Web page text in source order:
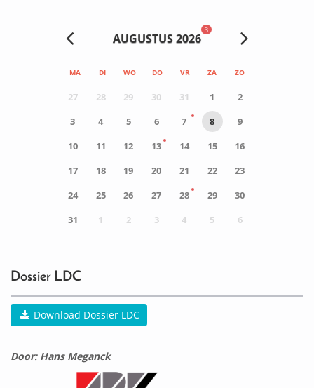
AUGUSTUS 2026
3
MA DI WO DO VR ZA ZO
27 28 29 30 31 1
2
3
4 5 6 7 8
9
10
11 12 13 14 15
16
17
18 19 20 21 22
23
24
25 26 27 28 29
30
31
1 2 3 4 5 6
Dossier LDC
Download Dossier LDC
Door: Hans Meganck